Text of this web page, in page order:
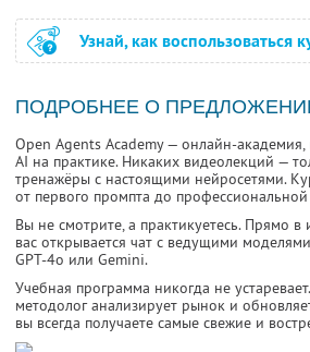
Узнай, как воспользоваться
ПОДРОБНЕЕ О
Open Agents Academy — онлайн-академия,
AI на практике. Никаких видеолекций —
тренажёры с настоящими нейросетями.
от первого промпта до
Вы не смотрите, а практикуетесь. Прямо
вас открывается чат с ведущими
GPT-4o или Gemini.
Учебная программа никогда не
методолог анализирует рынок и
вы всегда получаете самые свежие и